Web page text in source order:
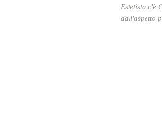
Estetista c'è
dall'aspetto